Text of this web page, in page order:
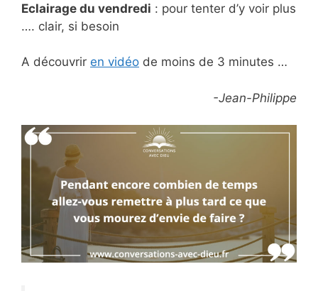
Eclairage du vendredi : pour tenter d’y voir plus
…. clair, si besoin
A découvrir en vidéo de moins de 3 minutes …
-Jean-Philippe